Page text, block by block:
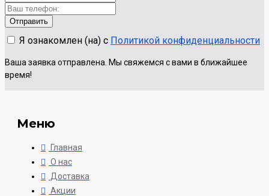
Я ознакомлен (на) с Политикой конфиденциальности
Ваша заявка отправлена. Мы свяжемся с вами в ближайшее
время!
Меню
Главная
О нас
Доставка
Акции